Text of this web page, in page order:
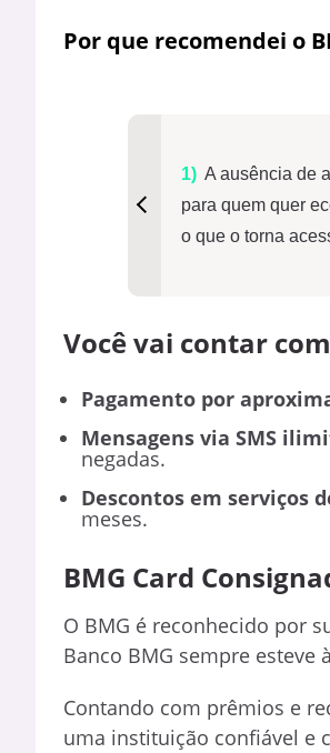
Por que recomendei o
A ausência de
para quem quer
o que o torna
Você vai contar
Pagamento por
Mensagens via SMS
negadas.
Descontos em serviços
meses.
BMG Card
O BMG é reconhecido por
Banco BMG sempre
Contando com prêmios e
uma instituição confiável e